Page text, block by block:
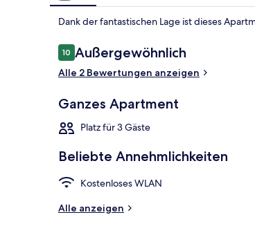
Dank der fantastischen Lage ist dieses
Bewertungen
1010 von 10.
Außergewöhnlich
Alle 2 Bewertungen anzeigen
Ganzes Apartment
Platz für 3 Gäste
Beliebte Annehmlichkeiten
Kostenloses WLAN
Alle anzeigen